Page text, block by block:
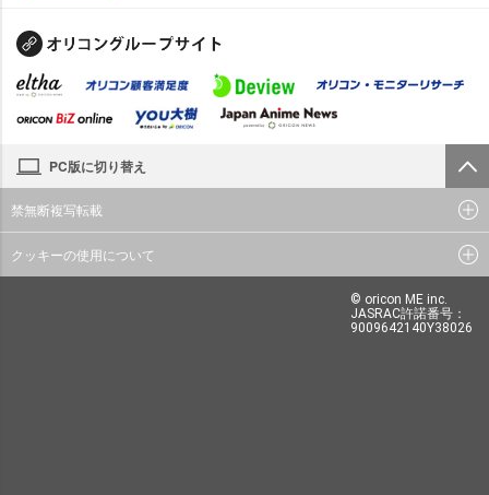
PC版に切り替え
禁無断複写転載
クッキーの使用について
© oricon ME inc.
JASRAC許諾番号：
9009642140Y38026